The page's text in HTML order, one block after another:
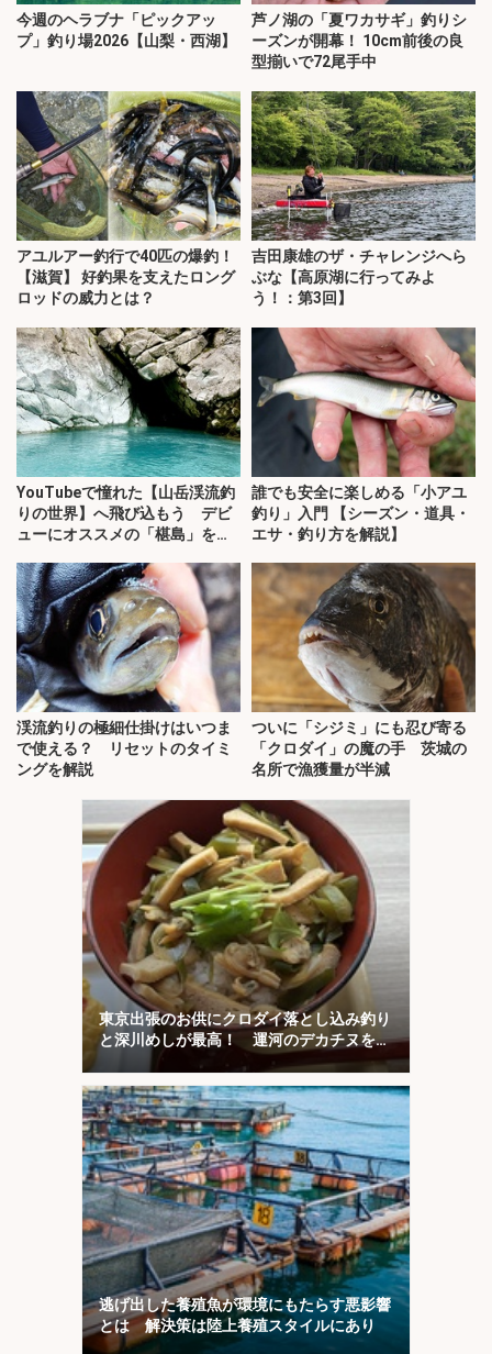
今週のヘラブナ「ピックアッ
プ」釣り場2026【山梨・西湖】
芦ノ湖の「夏ワカサギ」釣りシ
ーズンが開幕！ 10cm前後の良
型揃いで72尾手中
アユルアー釣行で40匹の爆釣！
【滋賀】 好釣果を支えたロング
ロッドの威力とは？
吉田康雄のザ・チャレンジへら
ぶな【高原湖に行ってみよ
う！：第3回】
YouTubeで憧れた【山岳渓流釣
りの世界】へ飛び込もう デビ
ューにオススメの「椹島」を紹
誰でも安全に楽しめる「小アユ
釣り」入門 【シーズン・道具・
エサ・釣り方を解説】
渓流釣りの極細仕掛けはいつま
で使える？ リセットのタイミ
ングを解説
ついに「シジミ」にも忍び寄る
「クロダイ」の魔の手 茨城の
名所で漁獲量が半減
東京出張のお供にクロダイ落とし込み釣り
と深川めしが最高！ 運河のデカチヌを狙
逃げ出した養殖魚が環境にもたらす悪影響
とは 解決策は陸上養殖スタイルにあり